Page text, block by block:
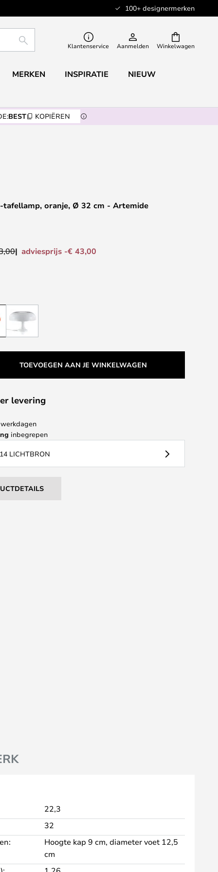
100+ designermerken
Winkelwagen
ZOEKEN Klantenservice Aanmelden
MERKEN INSPIRATIE NIEUW
BEST KOPIËREN
tafellamp, oranje, Ø 32 cm - Artemide
adviesprijs -€ 43,00
TOEVOEGEN AAN JE WINKELWAGEN
levering
inbegrepen
LICHTBRON
22,3
32
Hoogte kap 9 cm, diameter voet 12,5
cm